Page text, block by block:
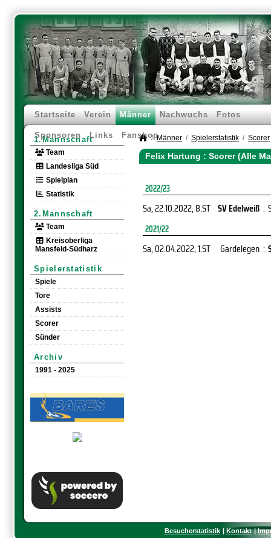
Startseite Verein Männer Nachwuchs Fotos
Sponsoren Links Fanshop
1.Mannschaft
Team
Landesliga Süd
Spielplan
Statistik
2.Mannschaft
Team
Kreisoberliga
Mansfeld-Südharz
Spielerstatistik
Spiele
Tore
Assists
Scorer
Sünder
Archiv
1991 - 2025
Männer Spielerstatistik Scorer
Felix Hartung : Scorer (Alle
2022/23
Sa, 22.10.2022, 8.ST SV Edelweiß :
2021/22
Sa, 02.04.2022, 1.ST Gardelegen :
Besucherstatistik Kontakt